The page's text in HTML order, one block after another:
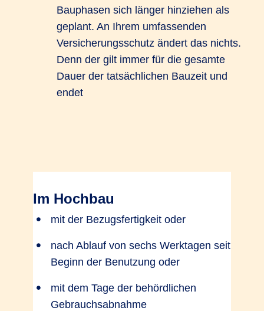
Bauphasen sich länger hinziehen als
geplant. An Ihrem umfassenden
Versicherungsschutz ändert das nichts.
Denn der gilt immer für die gesamte
Dauer der tatsächlichen Bauzeit und
endet
Im Hochbau
mit der Bezugsfertigkeit oder
nach Ablauf von sechs Werktagen seit
Beginn der Benutzung oder
mit dem Tage der behördlichen
Gebrauchsabnahme